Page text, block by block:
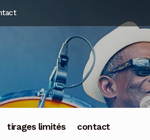
tirages limités contact